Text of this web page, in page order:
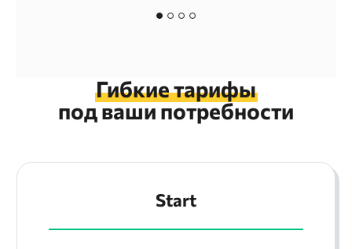
Гибкие тарифы
под ваши потребности
Start